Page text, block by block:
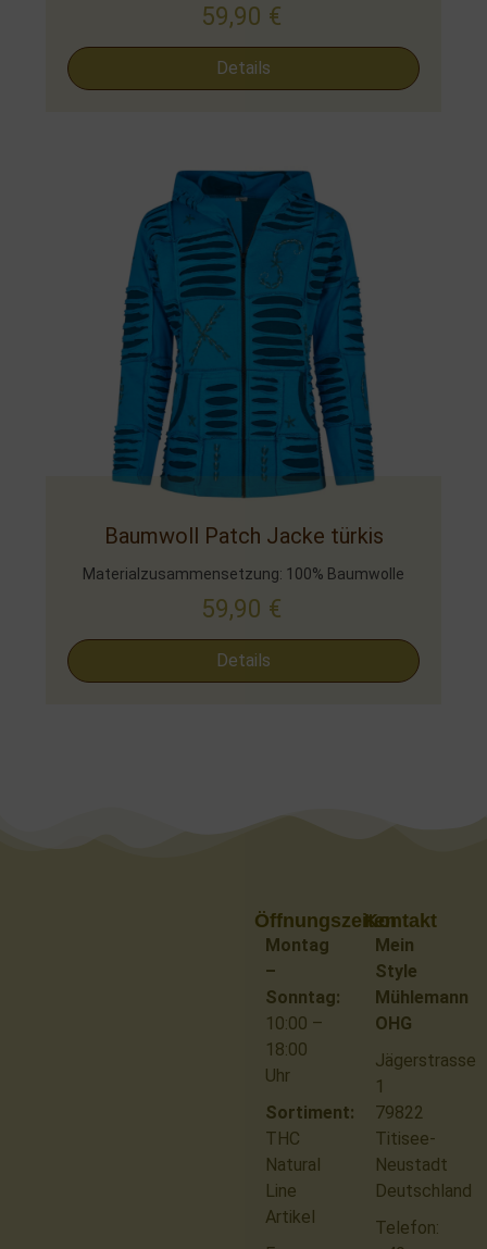
59,90 €
Details
Baumwoll Patch Jacke türkis
Materialzusammensetzung: 100% Baumwolle
59,90 €
Details
Kontakt
Mein
Style
Mühlemann
OHG
Jägerstrasse
1
79822
Titisee-
Neustadt
Deutschland
Telefon:
Öffnungszeiten
Montag
–
Sonntag:
10:00 –
18:00
Uhr
Sortiment:
THC
Natural
Line
Artikel